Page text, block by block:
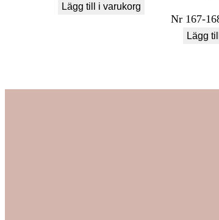
Lägg till i varukorg
Nr 167-
Lägg